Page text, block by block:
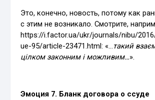
Это, конечно, новость, потому как
с этим не возникало. Смотрите,
https://i.factor.ua/ukr/journals/nibu/
ue-95/article-23471.html: «…такий
цілком законним і можливим…».
Эмоция 7. Бланк договора о ссуде